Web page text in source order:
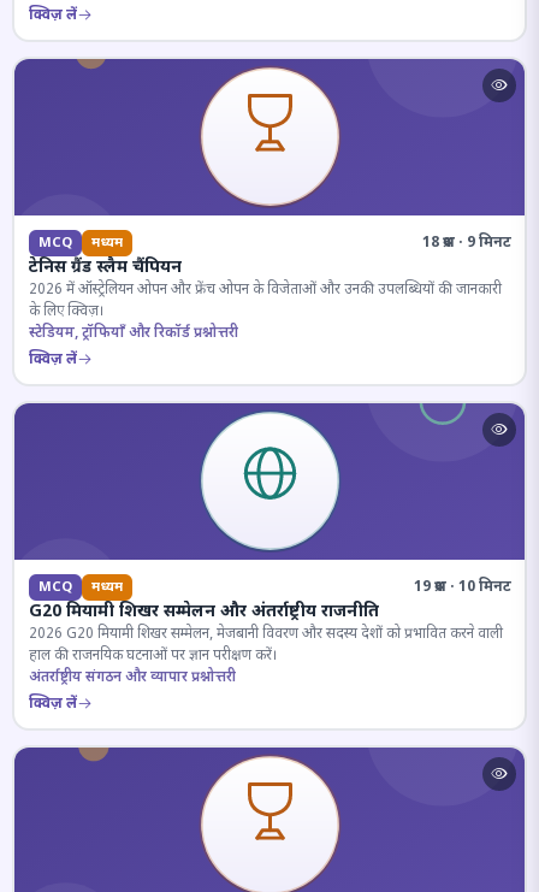
क्विज़ लें
MCQ मध्यम 18 प्रश्न · 9 मिनट
टेनिस ग्रैंड स्लैम चैंपियन
2026 में ऑस्ट्रेलियन ओपन और फ्रेंच ओपन के विजेताओं और उनकी उपलब्धियों की जानकारी
के लिए क्विज़।
स्टेडियम, ट्रॉफियाँ और रिकॉर्ड प्रश्नोत्तरी
क्विज़ लें
MCQ मध्यम 19 प्रश्न · 10 मिनट
G20 मियामी शिखर सम्मेलन और अंतर्राष्ट्रीय राजनीति
2026 G20 मियामी शिखर सम्मेलन, मेजबानी विवरण और सदस्य देशों को प्रभावित करने वाली
हाल की राजनयिक घटनाओं पर ज्ञान परीक्षण करें।
अंतर्राष्ट्रीय संगठन और व्यापार प्रश्नोत्तरी
क्विज़ लें